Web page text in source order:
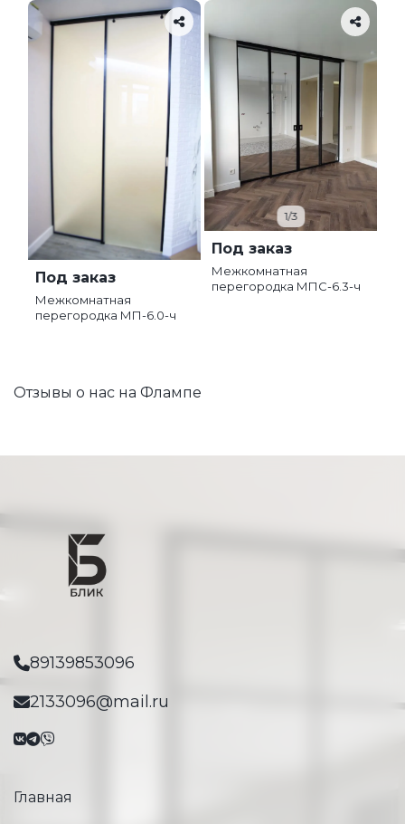
Под заказ
Межкомнатная
перегородка МП-6.0-ч
1/3
Под заказ
Межкомнатная
перегородка МПС-6.3-ч
Отзывы о нас на Флампе
89139853096
2133096@mail.ru
Главная